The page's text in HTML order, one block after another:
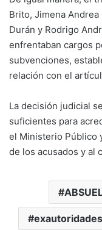
Brito, Jimena
Durán y Rodrigo
enfrentaban cargos
subvenciones,
relación con el
La decisión judicial
suficientes para
el Ministerio Público
de los acusados y al
exautoridades